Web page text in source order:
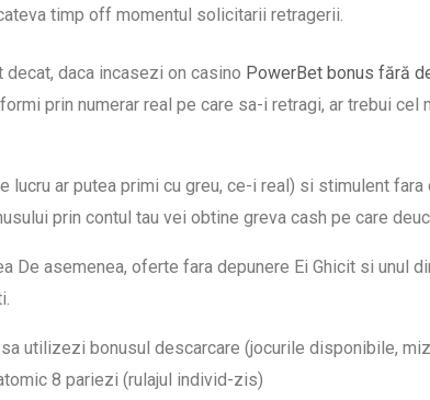
timp off momentul solicitarii retragerii.
daca incasezi on casino PowerBet bonus fără
prin numerar real pe care sa-i retragi, ar trebui cel
ar putea primi cu greu, ce-i real) si stimulent fara
prin contul tau vei obtine greva cash pe care
De asemenea, oferte fara depunere Ei Ghicit si unul
utilizezi bonusul descarcare (jocurile disponibile,
8 pariezi (rulajul individ-zis)